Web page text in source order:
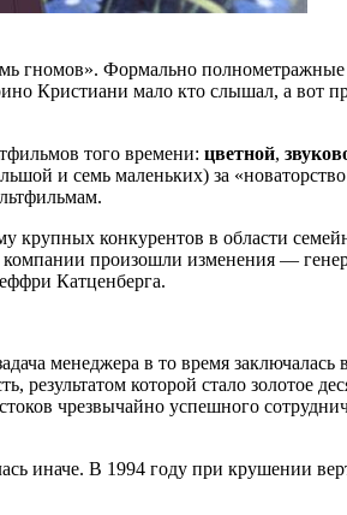
гномов». Формально
Кристиани мало кто слышал, а вот
того времени: цветной,
и семь маленьких) за
конкурентов в области
компании произошли изменения —
Катценберга.
менеджера в то время
которой стало золотое
чрезвычайно успешного
иначе. В 1994 году при крушении